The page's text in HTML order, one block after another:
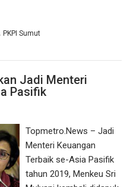
PKPI Sumut
Jadi Menteri
Pasifik
Topmetro.News – Jadi
Menteri Keuangan
Terbaik se-Asia Pasifik
tahun 2019, Menkeu Sri